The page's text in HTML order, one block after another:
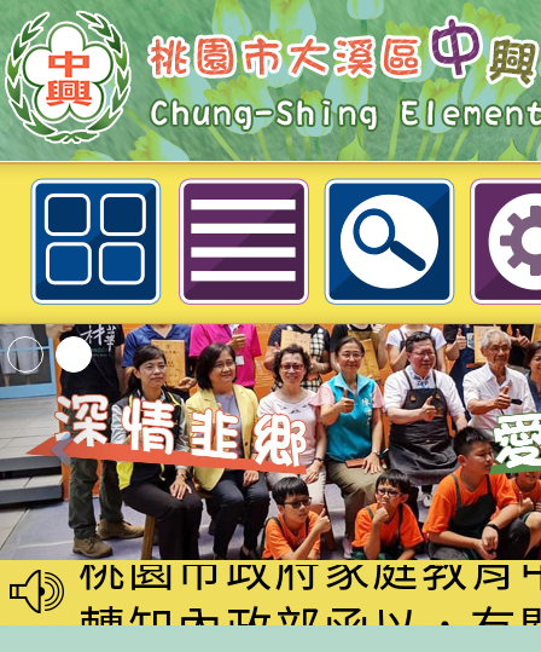
轉知：教育部「教育家」網站115
園市大溪區中興國民小學
「2026桃園市孔廟
動—儒門初開 智慧
桃園市政府家庭教育
家8月課程資訊」、
轉知內政部函以，有